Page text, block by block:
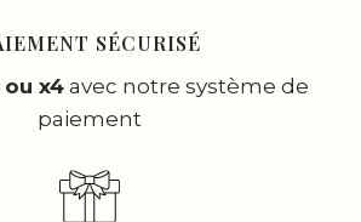
SÉCURISÉ
ou x4avec notre système de
paiement